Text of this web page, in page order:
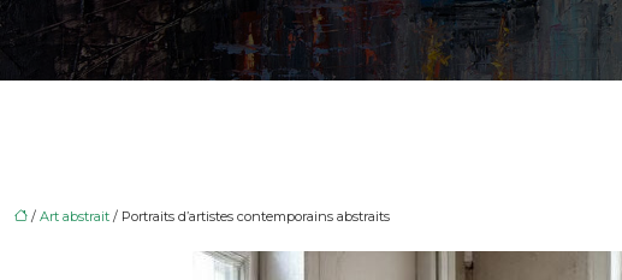
/ Art abstrait / Portraits d’artistes contemporains abstraits